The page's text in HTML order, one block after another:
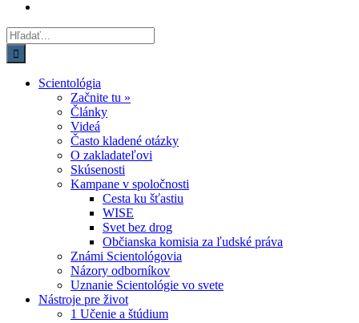
Hľadať:
Scientológia
Začnite tu »
Články
Videá
Často kladené otázky
O zakladateľovi
Skúsenosti
Kampane v spoločnosti
Cesta ku šťastiu
WISE
Svet bez drog
Občianska komisia za ľudské práva
Známi Scientológovia
Názory odborníkov
Uznanie Scientológie vo svete
Nástroje pre život
1 Učenie a štúdium